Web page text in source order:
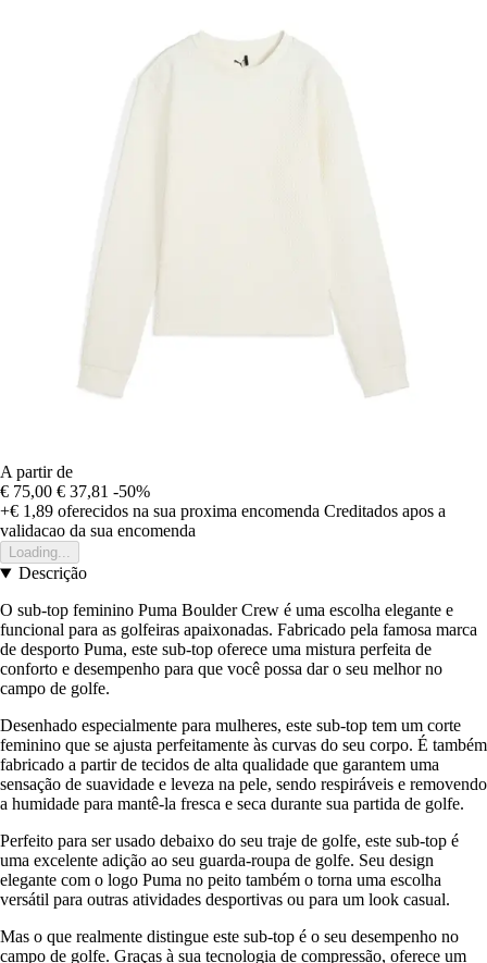
A partir de
€ 75,00 € 37,81 -50%
+€ 1,89 oferecidos na sua proxima encomenda Creditados apos a
validacao da sua encomenda
Loading...
Descrição
O sub-top feminino Puma Boulder Crew é uma escolha elegante e
funcional para as golfeiras apaixonadas. Fabricado pela famosa marca
de desporto Puma, este sub-top oferece uma mistura perfeita de
conforto e desempenho para que você possa dar o seu melhor no
campo de golfe.
Desenhado especialmente para mulheres, este sub-top tem um corte
feminino que se ajusta perfeitamente às curvas do seu corpo. É também
fabricado a partir de tecidos de alta qualidade que garantem uma
sensação de suavidade e leveza na pele, sendo respiráveis e removendo
a humidade para mantê-la fresca e seca durante sua partida de golfe.
Perfeito para ser usado debaixo do seu traje de golfe, este sub-top é
uma excelente adição ao seu guarda-roupa de golfe. Seu design
elegante com o logo Puma no peito também o torna uma escolha
versátil para outras atividades desportivas ou para um look casual.
Mas o que realmente distingue este sub-top é o seu desempenho no
campo de golfe. Graças à sua tecnologia de compressão, oferece um